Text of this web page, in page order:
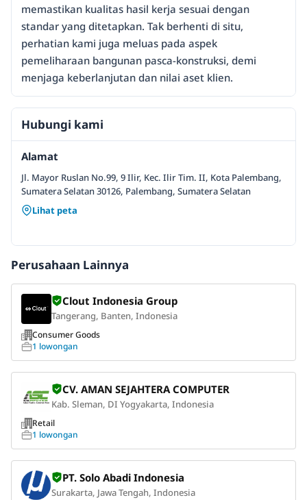
memastikan kualitas hasil kerja sesuai dengan
standar yang ditetapkan. Tak berhenti di situ,
perhatian kami juga meluas pada aspek
pemeliharaan bangunan pasca-konstruksi, demi
menjaga keberlanjutan dan nilai aset klien.
Hubungi kami
Alamat
Jl. Mayor Ruslan No.99, 9 Ilir, Kec. Ilir Tim. II, Kota Palembang,
Sumatera Selatan 30126, Palembang, Sumatera Selatan
Lihat peta
Perusahaan Lainnya
Clout Indonesia Group
Tangerang, Banten, Indonesia
Consumer Goods
1 lowongan
CV. AMAN SEJAHTERA COMPUTER
Kab. Sleman, DI Yogyakarta, Indonesia
Retail
1 lowongan
PT. Solo Abadi Indonesia
Surakarta, Jawa Tengah, Indonesia